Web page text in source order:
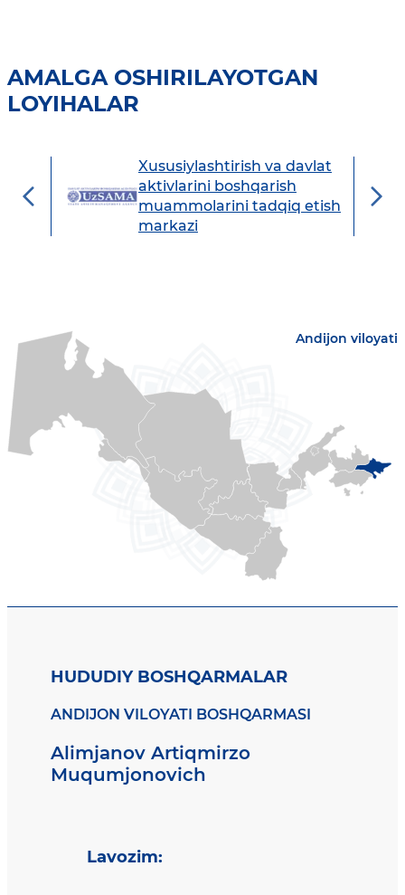
AMALGA OSHIRILAYOTGAN
LOYIHALAR
Xususiylashtirish va davlat
aktivlarini boshqarish
muammolarini tadqiq etish
markazi
Andijon viloyati
HUDUDIY BOSHQARMALAR
ANDIJON VILOYATI BOSHQARMASI
Alimjanov Artiqmirzo
Muqumjonovich
Lavozim: